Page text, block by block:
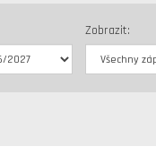
Zobrazit: